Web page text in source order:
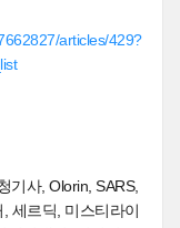
articles/429?
기사, Olorin, SARS,
세르딕, 미스티라이